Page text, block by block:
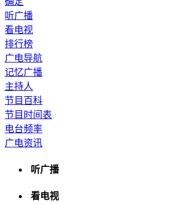
听广播
看电视
排行榜
广电导航
记忆广播
主持人
节目百科
节目时间表
电台频率
广电资讯
听广播
看电视